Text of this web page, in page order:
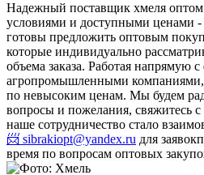
Надежный поставщик хмеля
условиями и доступными ценами
готовы предложить оптовым
которые индивидуально
объема заказа. Работая напрямую
агропромышленными компаниями,
по невысоким ценам. Мы будем
вопросы и пожелания, свяжитесь
наше сотрудничество стало
📨 sibrakiopt@yandex.ru для заявок
время по вопросам оптовых